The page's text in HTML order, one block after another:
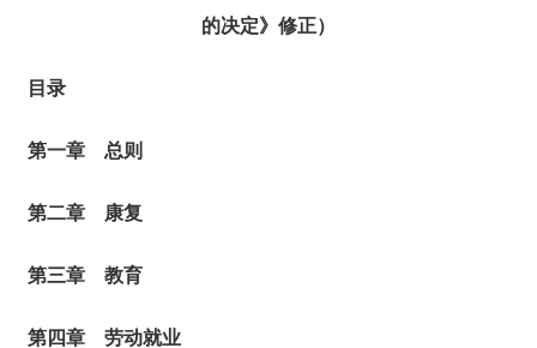
的决定》修正）
目录
第一章 总则
第二章 康复
第三章 教育
第四章 劳动就业